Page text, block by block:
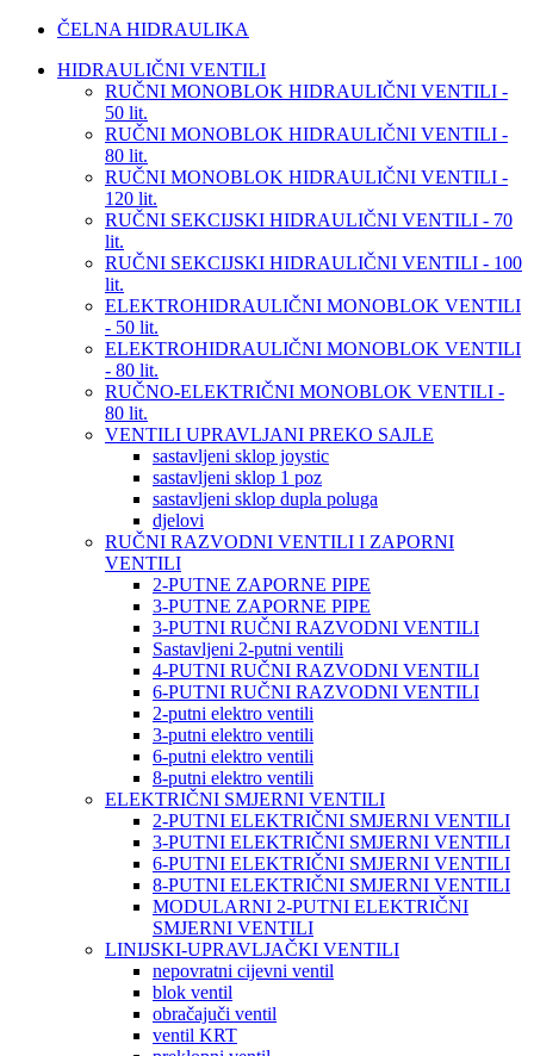
ČELNA HIDRAULIKA
HIDRAULIČNI VENTILI
RUČNI MONOBLOK HIDRAULIČNI VENTILI -
50 lit.
RUČNI MONOBLOK HIDRAULIČNI VENTILI -
80 lit.
RUČNI MONOBLOK HIDRAULIČNI VENTILI -
120 lit.
RUČNI SEKCIJSKI HIDRAULIČNI VENTILI - 70
lit.
RUČNI SEKCIJSKI HIDRAULIČNI VENTILI - 100
lit.
ELEKTROHIDRAULIČNI MONOBLOK VENTILI
- 50 lit.
ELEKTROHIDRAULIČNI MONOBLOK VENTILI
- 80 lit.
RUČNO-ELEKTRIČNI MONOBLOK VENTILI -
80 lit.
VENTILI UPRAVLJANI PREKO SAJLE
sastavljeni sklop joystic
sastavljeni sklop 1 poz
sastavljeni sklop dupla poluga
djelovi
RUČNI RAZVODNI VENTILI I ZAPORNI
VENTILI
2-PUTNE ZAPORNE PIPE
3-PUTNE ZAPORNE PIPE
3-PUTNI RUČNI RAZVODNI VENTILI
Sastavljeni 2-putni ventili
4-PUTNI RUČNI RAZVODNI VENTILI
6-PUTNI RUČNI RAZVODNI VENTILI
2-putni elektro ventili
3-putni elektro ventili
6-putni elektro ventili
8-putni elektro ventili
ELEKTRIČNI SMJERNI VENTILI
2-PUTNI ELEKTRIČNI SMJERNI VENTILI
3-PUTNI ELEKTRIČNI SMJERNI VENTILI
6-PUTNI ELEKTRIČNI SMJERNI VENTILI
8-PUTNI ELEKTRIČNI SMJERNI VENTILI
MODULARNI 2-PUTNI ELEKTRIČNI
SMJERNI VENTILI
LINIJSKI-UPRAVLJAČKI VENTILI
nepovratni cijevni ventil
blok ventil
obračajuči ventil
ventil KRT